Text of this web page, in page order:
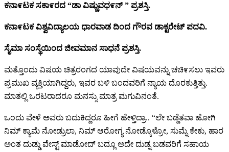
ಕನಾ೯ಟಕ ಸಕಾ೯ರದ “ಡಾ ವಿಷ್ಣುವಧ೯ನ್ ” ಪ್ರಶಸ್ತಿ.
ಕನಾ೯ಟಕ ವಿಶ್ವವಿದ್ಯಾಲಯ ಧಾರವಾಡ ದಿಂದ ಗೌರವ ಡಾಕ್ಟರೇಟ್ ಪದವಿ.
ಸೈಮಾ ಸಂಸ್ಥೆಯಿಂದ ಜೀವಮಾನ ಸಾಧನೆ ಪ್ರಶಸ್ತಿ.
ಮತ್ತೊಂದು ವಿಷಯ ಚಿತ್ರರಂಗದ ಯಾವುದೇ ವಿಷಯವನ್ನು ಚಚಿ೯ಸಲು ಇವರು
ಪ್ರಮುಖ ವ್ಯಕ್ತಿಯಾಗಿದ್ದರು, ಇವರ ಬಳಿ ಬಂದವರಿಗೆ ನ್ಯಾಯ ದೊರಕುತ್ತಿತ್ತು.
ಮಾತಲ್ಲಿ ಒರಟರಾದರೂ ಮನಸ್ಸು ಮಾತ್ರ ಮಗುವಿನಂತೆ.
ಒಂದು ವೇಳೆ ಅವರು ಬದುಕಿದ್ದರೂ ಹೀಗೆ ಹೇಳ್ತಿದ್ರಾ.. “ಲೇ ಬಡ್ಡೆತವಾ ಹೋಗಿ
ನಿಮ್ ಕ್ಯಾಮೆ ನೋಡ್ರುಲಾ, ನಿಮ್ ಆರೋಗ್ಯ ನೋಡ್ಕೊಳ್ರೋ, ಸುಮ್ನೆ ಕೇಕು, ಹಾರ
ಅಂತ ದುಡ್ಡು ವೇಸ್ಟ್ ಮಾಡೋದ್ ಬದ್ಲೂ ಅದೇ ದುಡ್ನ ಬಡವರಿಗೆ ಸಹಾಯ